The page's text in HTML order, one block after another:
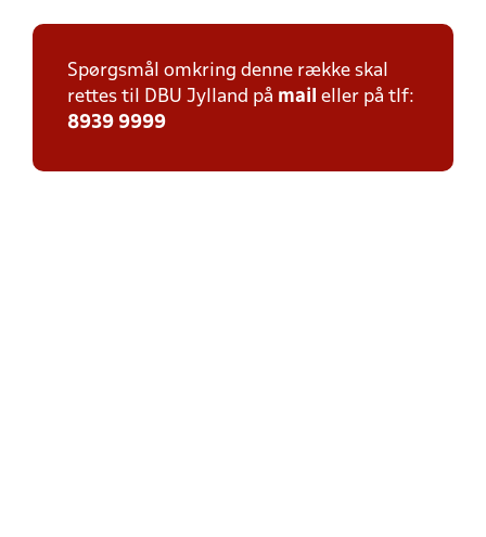
Spørgsmål omkring denne række skal
rettes til DBU Jylland på mail eller på tlf:
8939 9999